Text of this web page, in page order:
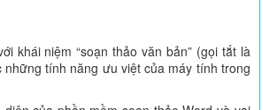
khái niệm “soạn thảo văn bản” (gọi tắt là
tính năng ưu việt của máy tính trong